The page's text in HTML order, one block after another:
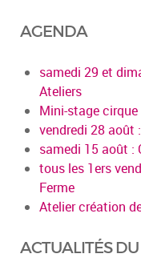
AGENDA
samedi 29 et
Ateliers
Mini-stage cirque
vendredi 28 août
samedi 15 août :
tous les 1ers
Ferme
Atelier création
ACTUALITÉS